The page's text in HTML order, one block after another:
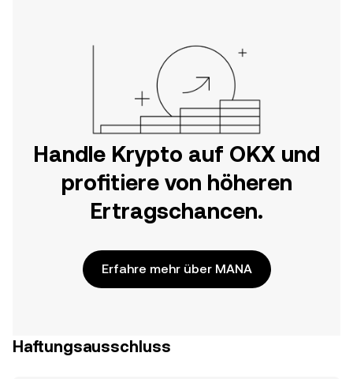
Handle Krypto auf OKX und
profitiere von höheren
Ertragschancen.
Erfahre mehr über MANA
Haftungsausschluss